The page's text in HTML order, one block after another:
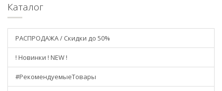
Каталог
РАСПРОДАЖА / Скидки до 50%
! Новинки ! NEW !
#РекомендуемыеТовары